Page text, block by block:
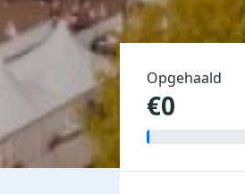
Opgehaald
€0